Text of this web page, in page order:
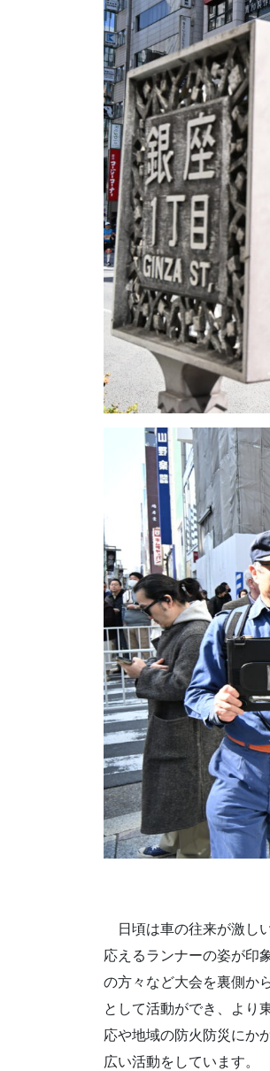
日頃は車の往来が激し
応えるランナーの姿が印
の方々など大会を裏側か
として活動ができ、より
応や地域の防火防災にか
広い活動をしています。